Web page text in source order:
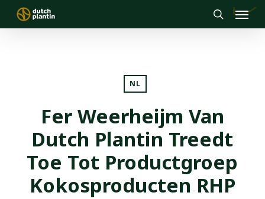
Skip
to
search
Menu
NL
Fer Weerheijm Van
Dutch Plantin Treedt
Toe Tot Productgroep
Kokosproducten RHP